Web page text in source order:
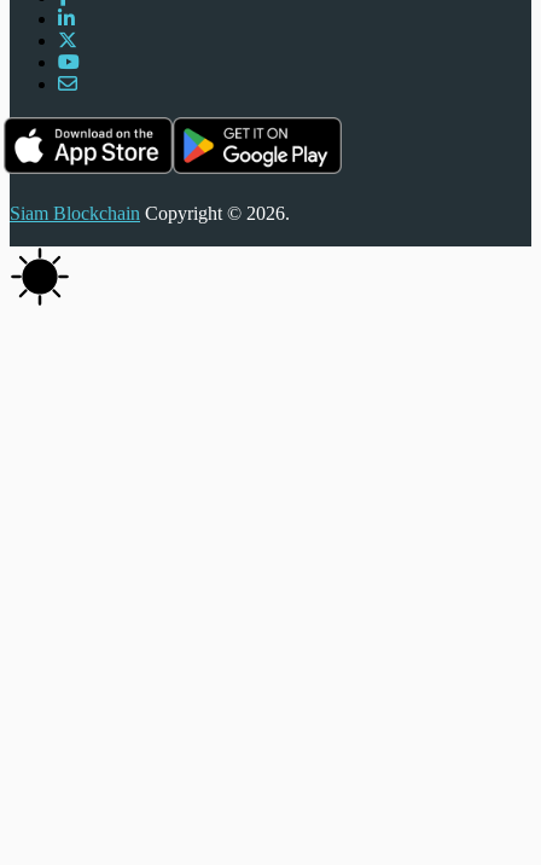
Siam Blockchain Copyright © 2026.